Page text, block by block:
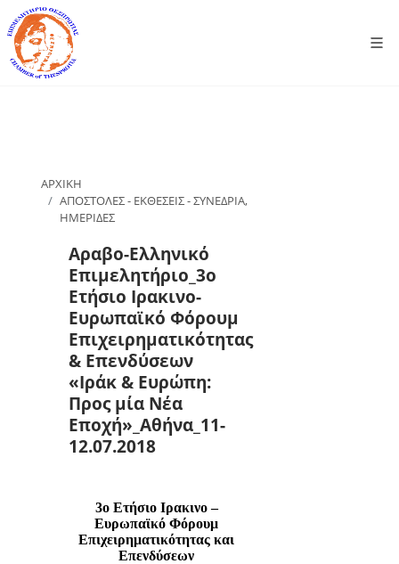
ΑΡΧΙΚΗ
ΑΠΟΣΤΟΛΕΣ - ΕΚΘΕΣΕΙΣ - ΣΥΝΕΔΡΙΑ,
ΗΜΕΡΙΔΕΣ
Αραβο-Ελληνικό
Επιμελητήριο_3ο
Ετήσιο Ιρακινο-
Ευρωπαϊκό Φόρουμ
Επιχειρηματικότητας
& Επενδύσεων
«Ιράκ & Ευρώπη:
Προς μία Νέα
Εποχή»_Αθήνα_11-
12.07.2018
3ο Ετήσιο Ιρακινο –
Ευρωπαϊκό Φόρουμ
Επιχειρηματικότητας και
Επενδύσεων